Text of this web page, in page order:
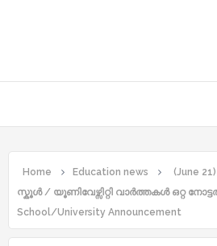
Home Education news
(June
സ്കൂൾ / യൂണിവേഴ്സിറ്റി വാർത്തകൾ ഒറ്റ
School/University Announcement